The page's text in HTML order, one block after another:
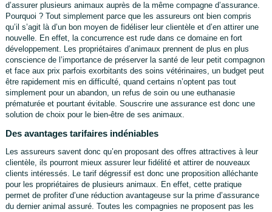
d’assurer plusieurs animaux auprès de la même compagne d’assurance.
Pourquoi ? Tout simplement parce que les assureurs ont bien compris
qu’il s’agit là d’un bon moyen de fidéliser leur clientèle et d’en attirer une
nouvelle. En effet, la concurrence est rude dans ce domaine en fort
développement. Les propriétaires d’animaux prennent de plus en plus
conscience de l’importance de préserver la santé de leur petit compagnon
et face aux prix parfois exorbitants des soins vétérinaires, un budget peut
être rapidement mis en difficulté, quand certains n’optent pas tout
simplement pour un abandon, un refus de soin ou une euthanasie
prématurée et pourtant évitable. Souscrire une assurance est donc une
solution de choix pour le bien-être de ses animaux.
Des avantages tarifaires indéniables
Les assureurs savent donc qu’en proposant des offres attractives à leur
clientèle, ils pourront mieux assurer leur fidélité et attirer de nouveaux
clients intéressés. Le tarif dégressif est donc une proposition alléchante
pour les propriétaires de plusieurs animaux. En effet, cette pratique
permet de profiter d’une réduction avantageuse sur la prime d’assurance
du dernier animal assuré. Toutes les compagnies ne proposent pas les